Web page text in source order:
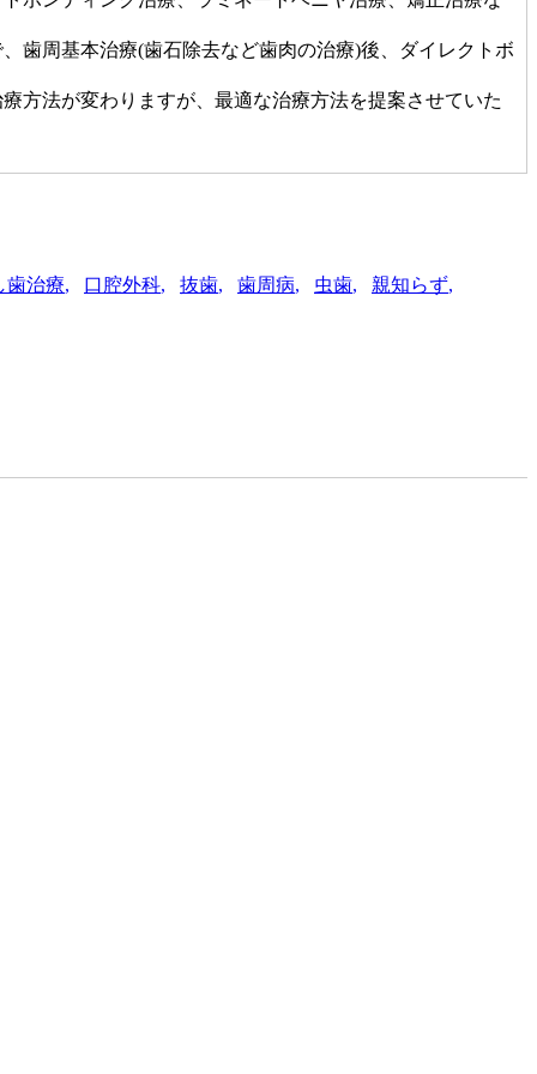
歯周基本治療(歯石除去など歯肉の治療)後、ダイレクトボ
方法が変わりますが、最適な治療方法を提案させていた
歯治療 口腔外科 抜歯 歯周病 虫歯 親知らず